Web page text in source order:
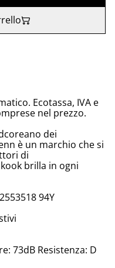
Ecotassa, IVA e
nel prezzo.
dei
è un marchio che si
di
brilla in ogni
94Y
73dB Resistenza: D